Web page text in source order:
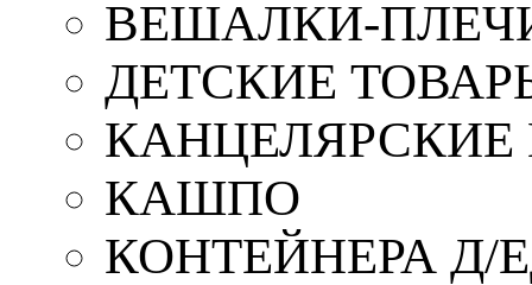
ВЕШАЛКИ-
ДЕТСКИЕ
КАШПО
КОНТЕЙНЕРА Д/